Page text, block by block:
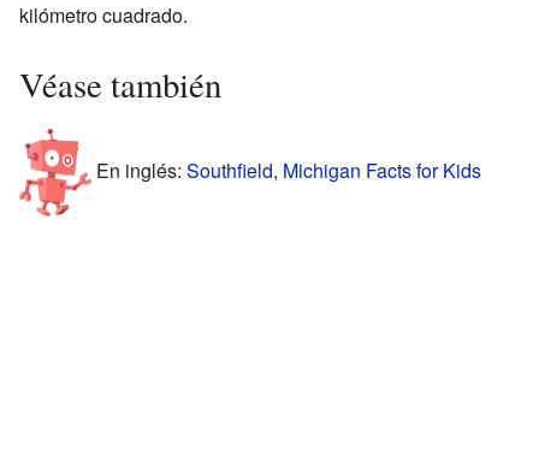
kilómetro cuadrado.
Véase también
En inglés: Southfield, Michigan Facts for Kids